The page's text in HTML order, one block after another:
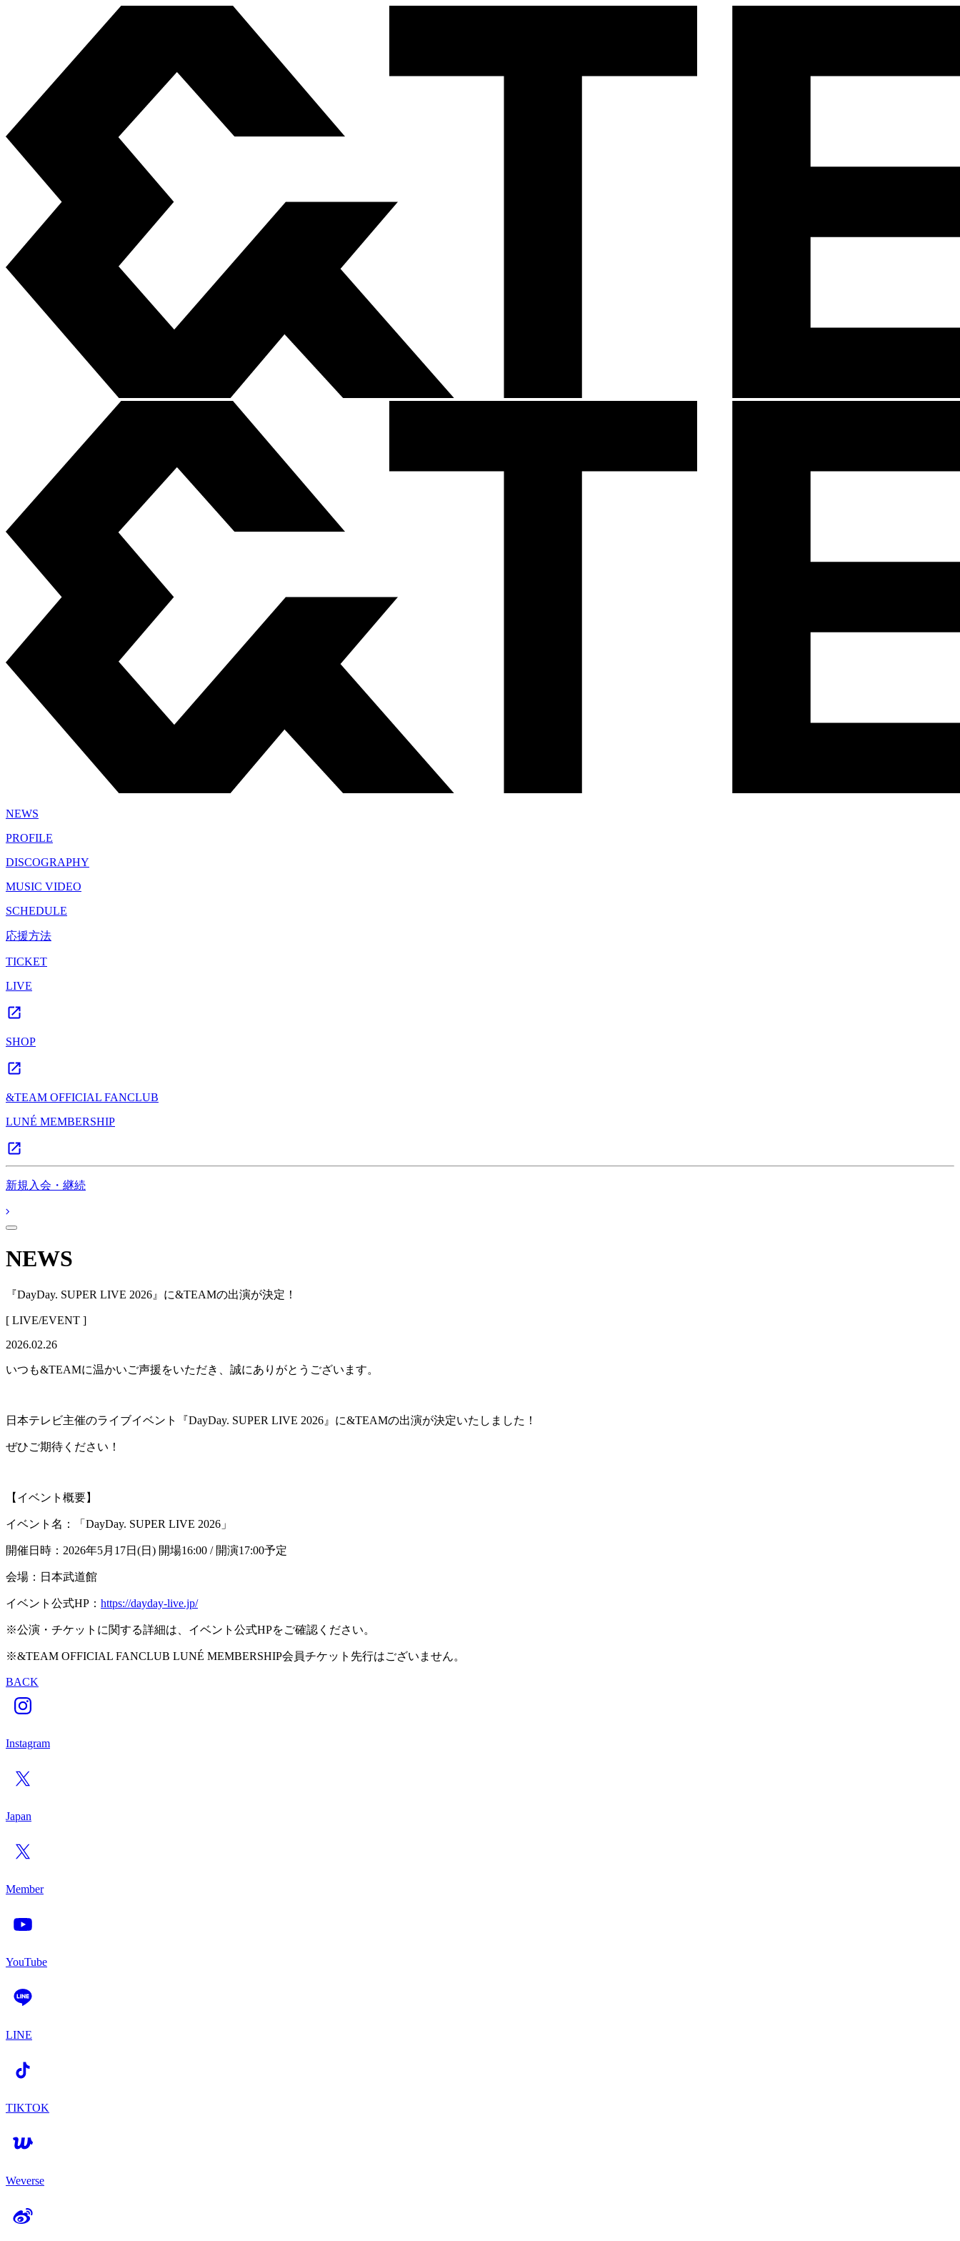
NEWS
PROFILE
DISCOGRAPHY
MUSIC VIDEO
SCHEDULE
応援方法
TICKET
LIVE
SHOP
&TEAM OFFICIAL FANCLUB
LUNÉ MEMBERSHIP
新規入会・継続
NEWS
『DayDay. SUPER LIVE 2026』に&TEAMの出演が決定！
[ LIVE/EVENT ]
2026.02.26
いつも&TEAMに温かいご声援をいただき、誠にありがとうございます。
日本テレビ主催のライブイベント『DayDay. SUPER LIVE 2026』に&TEAMの出演が決定いたしました！
ぜひご期待ください！
【イベント概要】
イベント名：「DayDay. SUPER LIVE 2026」
開催日時：2026年5月17日(日) 開場16:00 / 開演17:00予定
会場：日本武道館
イベント公式HP： https://dayday-live.jp/
※公演・チケットに関する詳細は、イベント公式HPをご確認ください。
※&TEAM OFFICIAL FANCLUB LUNÉ MEMBERSHIP会員チケット先行はございません。
BACK
Instagram
Japan
Member
YouTube
LINE
TIKTOK
Weverse